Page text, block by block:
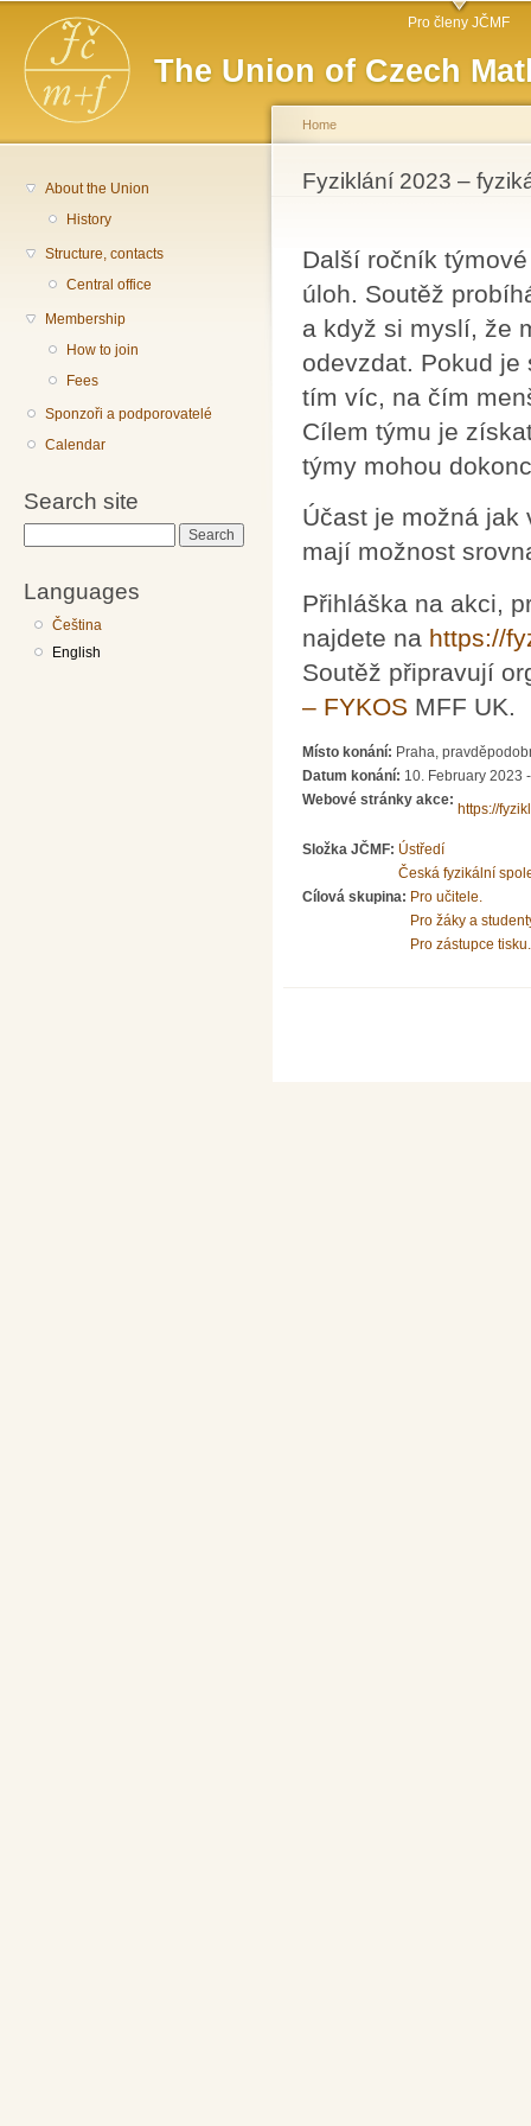
The Union of Czech
Main menu Pro členy JČMF
About the Union
History
Structure, contacts
Central office
Membership
How to join
Fees
Sponzoři a podporovatelé
Calendar
Search site
Languages
Čeština
English
You are here
Home
Fyziklání 2023 –
Další ročník
úloh. Soutěž
a když si myslí, že
odevzdat. Pokud
tím víc, na čím
Cílem týmu je
týmy mohou
Účast je možná
mají možnost
Přihláška na akci,
najdete na https://
Soutěž připravují
– FYKOS MFF UK.
Místo konání: Praha,
Datum konání: 10. February 2023
Webové stránky akce:
https://
Složka JČMF: Ústředí
Česká fyzikální
Cílová skupina: Pro učitele.
Pro žáky a
Pro zástupce tisku.